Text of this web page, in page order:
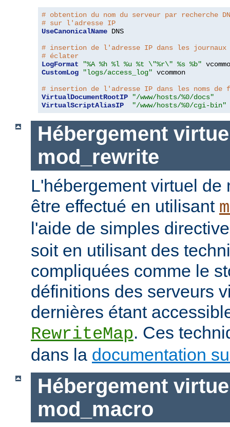
# obtention du nom du serveur par recherche
# sur l'adresse IP
UseCanonicalName DNS
# insertion de l'adresse IP dans les
# éclater
LogFormat
"%A %h %l %u %t \"%r\" %s %b"
CustomLog
"logs/access_log" vcommon
# insertion de l'adresse IP dans les noms de
VirtualDocumentRootIP
"/www/hosts/%0/docs"
VirtualScriptAliasIP
"/www/hosts/%0/cgi-bin"
Hébergement
mod_rewrite
L'hébergement virtuel de
être effectué en utilisant
l'aide de simples
soit en utilisant des
compliquées comme le
définitions des serveurs
dernières étant
RewriteMap. Ces
dans la documentation
Hébergement
mod_macro